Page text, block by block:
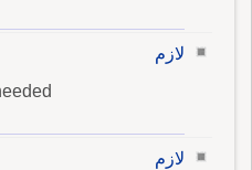
لازم
لازم